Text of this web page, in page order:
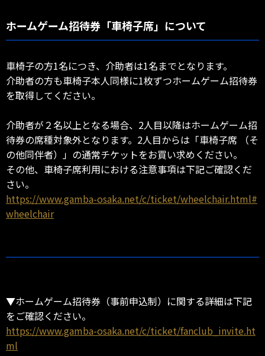
ホームゲーム招待券「車椅子席」について
車椅子の方1名につき、介助者は1名までとなります。
介助者の方も車椅子本人同様に1枚ずつホームゲーム招待券
を取得してください。
介助者が２名以上となる場合、2人目以降はホームゲーム招
待券の席種対象外となります。2人目からは「車椅子席 （そ
の他同伴者）」の通常チケットをお買い求めください。
その他、車椅子席利用における注意事項は下記ご確認くだ
さい。
https://www.gamba-osaka.net/c/ticket/wheelchair.html#
wheelchair
▼ホームゲーム招待券（事前申込制）に関する詳細は下記
をご確認ください。
https://www.gamba-osaka.net/c/ticket/fanclub_invite.ht
ml